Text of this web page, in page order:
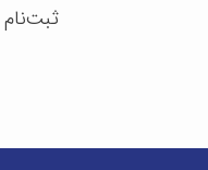
ثبت‌نام